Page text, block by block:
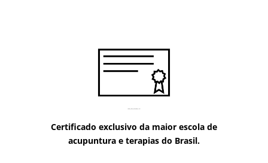
Certificado exclusivo da maior escola de
acupuntura e terapias do Brasil.